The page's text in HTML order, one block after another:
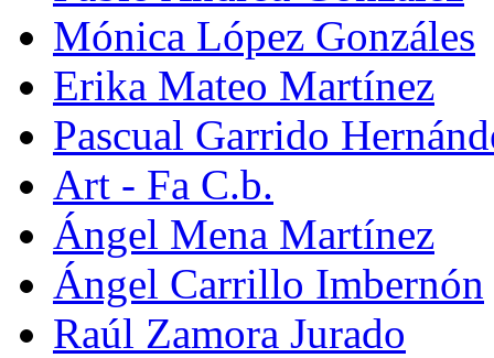
Mónica López Gonzáles
Erika Mateo Martínez
Pascual Garrido
Art - Fa C.b.
Ángel Mena Martínez
Ángel Carrillo Imbernón
Raúl Zamora Jurado